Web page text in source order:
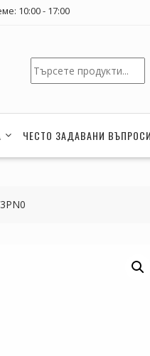
10:00 - 17:00
Търсене
ЧЕСТО ЗАДАВАНИ ВЪПРОСИ